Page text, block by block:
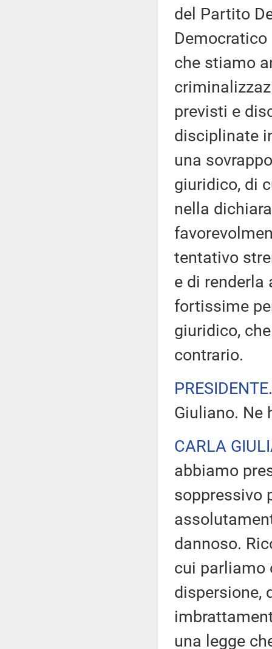
del Partito
che stiamo
previsti e
disciplinate
una
giuridico, di
nella
tentativo
e di renderla
fortissime
giuridico,
contrario.
PRESIDENTE
Giuliano. Ne
CARLA
abbiamo
soppressivo
dannoso.
cui parliamo
dispersione,
una legge